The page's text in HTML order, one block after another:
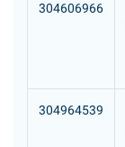
304606966
304964539